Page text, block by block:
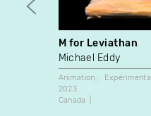
M for Leviathan
Michael Eddy
Animation
Expérimental
2023
Canada